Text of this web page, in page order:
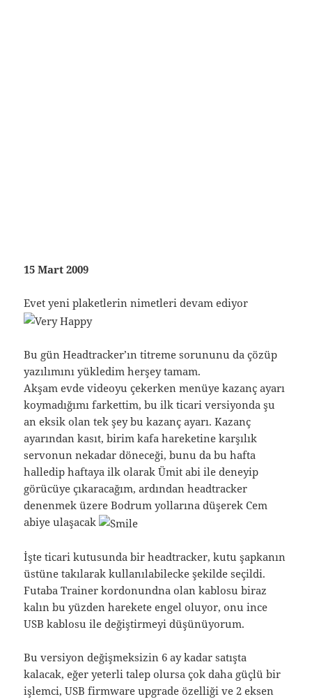
15 Mart 2009
Evet yeni plaketlerin nimetleri devam ediyor
Bu gün Headtracker’ın titreme sorununu da çözüp
yazılımını yükledim herşey tamam.
Akşam evde videoyu çekerken menüye kazanç ayarı
koymadığımı farkettim, bu ilk ticari versiyonda şu
an eksik olan tek şey bu kazanç ayarı. Kazanç
ayarından kasıt, birim kafa hareketine karşılık
servonun nekadar döneceği, bunu da bu hafta
halledip haftaya ilk olarak Ümit abi ile deneyip
görücüye çıkaracağım, ardından headtracker
denenmek üzere Bodrum yollarına düşerek Cem
abiye ulaşacak
İşte ticari kutusunda bir headtracker, kutu şapkanın
üstüne takılarak kullanılabilecke şekilde seçildi.
Futaba Trainer kordonundna olan kablosu biraz
kalın bu yüzden harekete engel oluyor, onu ince
USB kablosu ile değiştirmeyi düşünüyorum.
Bu versiyon değişmeksizin 6 ay kadar satışta
kalacak, eğer yeterli talep olursa çok daha güçlü bir
işlemci, USB firmware upgrade özelliği ve 2 eksen